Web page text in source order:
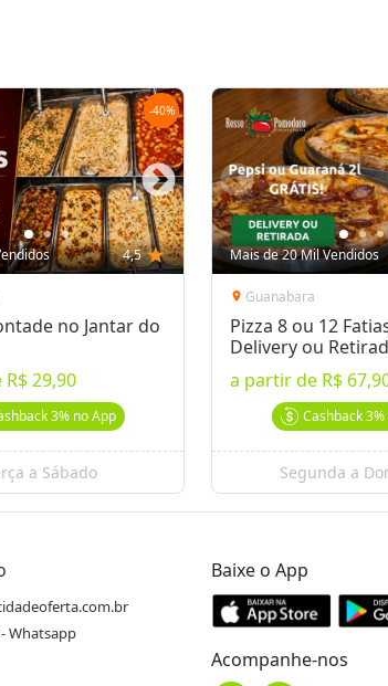
-40%
4,5 star
no Jantar do
R$ 29,90
3%no App
a Sábado
Mais de 20 Mil Vendidos
location_on Guanabara
Pizza 8 ou 12
Delivery ou
a partir de R$
Cashback3%
Segunda a
Whatsapp
Baixe o App
Acompanhe-nos